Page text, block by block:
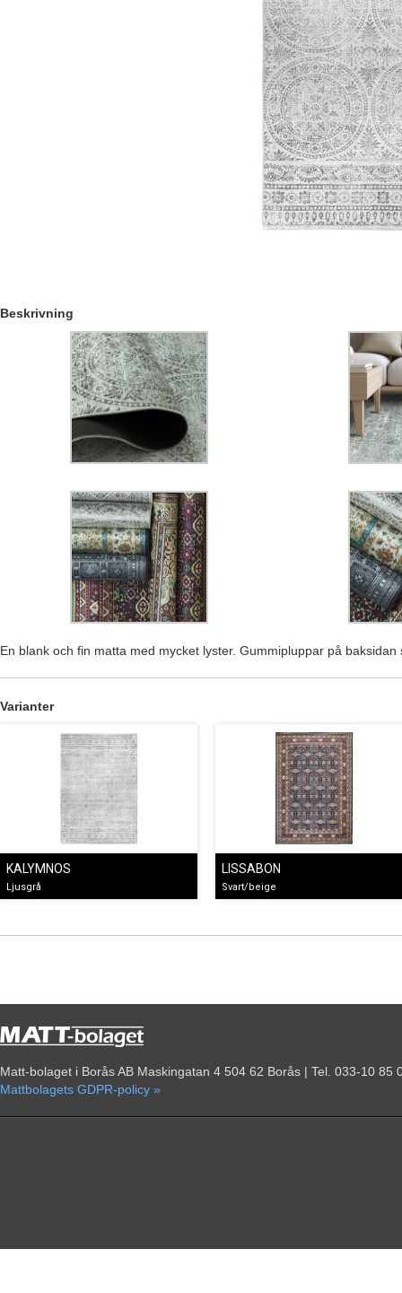
Beskrivning
En blank och fin matta med mycket lyster. Gummipluppar på
Varianter
KALYMNOS
Ljusgrå
LISSABON
Svart/beige
Matt-bolaget i Borås AB Maskingatan 4 504 62 Borås | Tel. 033-10
Mattbolagets GDPR-policy »